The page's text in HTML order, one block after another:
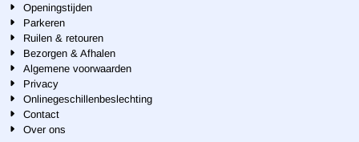
Openingstijden
Parkeren
Ruilen & retouren
Bezorgen & Afhalen
Algemene voorwaarden
Privacy
Onlinegeschillenbeslechting
Contact
Over ons